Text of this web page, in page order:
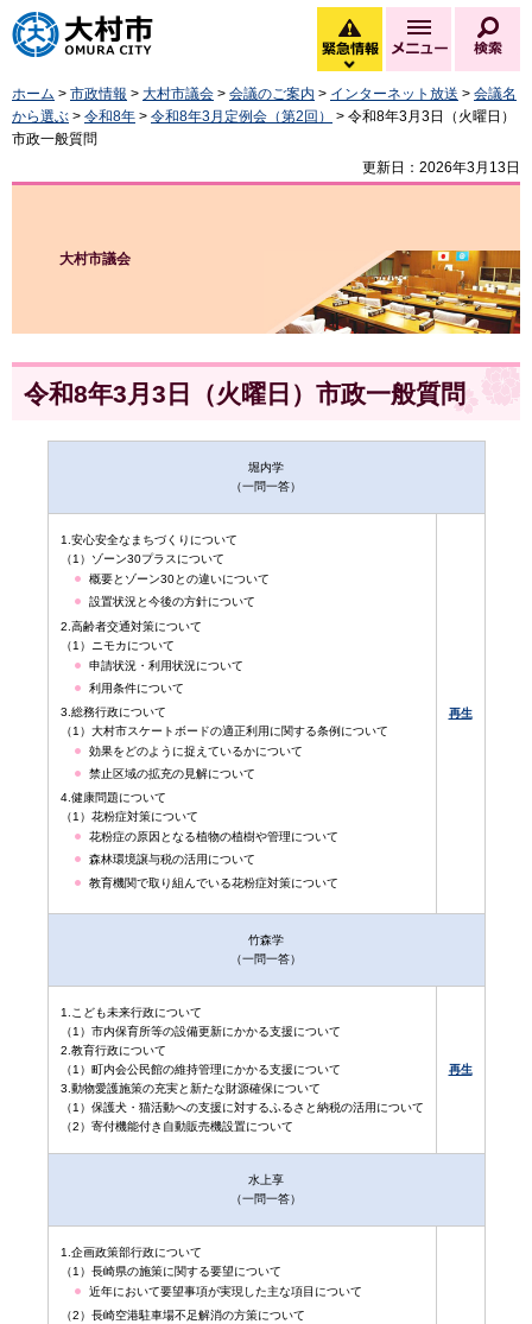
大村市
緊急情報
緊急情報を開く
メニュー
ホーム > 市政情報 > 大村市議会 > 会議のご案内 > インターネット放送 > 会議名
から選ぶ > 令和8年 > 令和8年3月定例会（第2回）
> 令和8年3月3日（火曜日）
市政一般質問
更新日：2026年3月13日
大村市議会
令和8年3月3日（火曜日）市政一般質問
堀内学
（一問一答）
1.安心安全なまちづくりについて
（1）ゾーン30プラスについて
概要とゾーン30との違いについて
設置状況と今後の方針について
2.高齢者交通対策について
（1）ニモカについて
申請状況・利用状況について
利用条件について
3.総務行政について
（1）大村市スケートボードの適正利用に関する条例について
効果をどのように捉えているかについて
禁止区域の拡充の見解について
4.健康問題について
（1）花粉症対策について
花粉症の原因となる植物の植樹や管理について
森林環境譲与税の活用について
教育機関で取り組んでいる花粉症対策について
再生
竹森学
（一問一答）
1.こども未来行政について
（1）市内保育所等の設備更新にかかる支援について
2.教育行政について
（1）町内会公民館の維持管理にかかる支援について
3.動物愛護施策の充実と新たな財源確保について
（1）保護犬・猫活動への支援に対するふるさと納税の活用について
（2）寄付機能付き自動販売機設置について
再生
水上享
（一問一答）
1.企画政策部行政について
（1）長崎県の施策に関する要望について
近年において要望事項が実現した主な項目について
（2）長崎空港駐車場不足解消の方策について